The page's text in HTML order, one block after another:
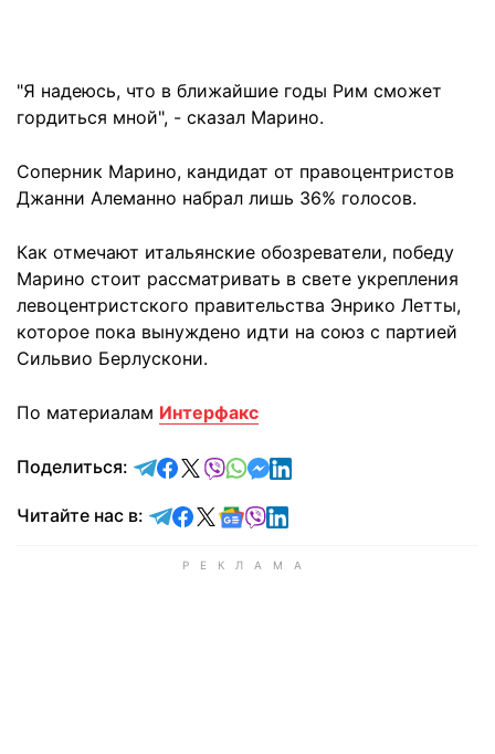
"Я надеюсь, что в ближайшие годы Рим сможет
гордиться мной", - сказал Марино.
Соперник Марино, кандидат от правоцентристов
Джанни Алеманно набрал лишь 36% голосов.
Как отмечают итальянские обозреватели, победу
Марино стоит рассматривать в свете укрепления
левоцентристского правительства Энрико Летты,
которое пока вынуждено идти на союз с партией
Сильвио Берлускони.
По материалам Интерфакс
Поделиться: отправить в Telegram
поделиться в Facebook
поделиться в X
отправить в Viber
отправить в Whatsapp
отправить в Messenger
отправить в LinkedIn
Читайте нас в: Читайте в Telegram
Читайте в Facebook
Читайте в X
Читайте в Google news
Читайте в Viber
Читайте в LinkedIn